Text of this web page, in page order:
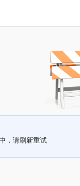
，请刷新重试